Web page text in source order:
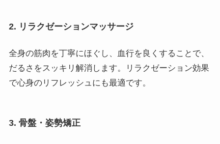
2. リラクゼーションマッサージ
全身の筋肉を丁寧にほぐし、血行を良くすることで、
だるさをスッキリ解消します。リラクゼーション効果
で心身のリフレッシュにも最適です。
3. 骨盤・姿勢矯正